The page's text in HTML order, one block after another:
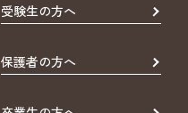
受験生の方へ
保護者の方へ